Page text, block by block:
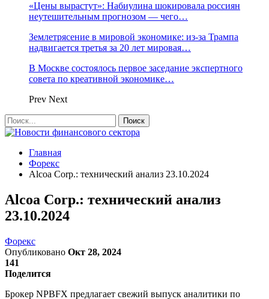
«Цены вырастут»: Набиулина шокировала россиян
неутешительным прогнозом — чего…
Землетрясение в мировой экономике: из-за Трампа
надвигается третья за 20 лет мировая…
В Москве состоялось первое заседание экспертного
совета по креативной экономике…
Prev Next
Главная
Форекс
Alcoa Corp.: технический анализ 23.10.2024
Alcoa Corp.: технический анализ
23.10.2024
Форекс
Опубликовано Окт 28, 2024
141
Поделится
Брокер NPBFX предлагает свежий выпуск аналитики по